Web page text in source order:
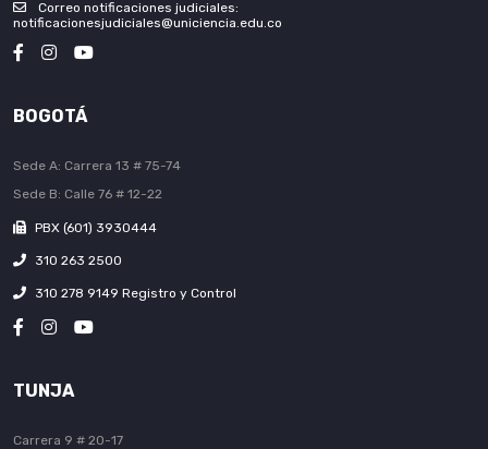
Correo notificaciones judiciales:
notificacionesjudiciales@uniciencia.edu.co
BOGOTÁ
Sede A: Carrera 13 # 75-74
Sede B: Calle 76 # 12-22
PBX (601) 3930444
310 263 2500
310 278 9149 Registro y Control
TUNJA
Carrera 9 # 20-17